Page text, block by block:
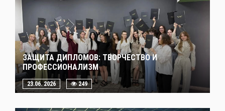
ЗАЩИТА ДИПЛОМОВ: ТВОРЧЕСТВО И
ПРОФЕССИОНАЛИЗМ
23.06. 2026 249